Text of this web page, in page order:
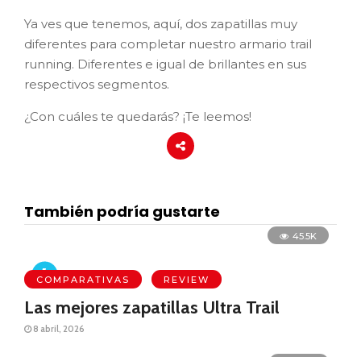
Ya ves que tenemos, aquí, dos zapatillas muy
diferentes para completar nuestro armario trail
running. Diferentes e igual de brillantes en sus
respectivos segmentos.
¿Con cuáles te quedarás? ¡Te leemos!
También podría gustarte
45.5K
COMPARATIVAS REVIEW
Las mejores zapatillas Ultra Trail
8 abril, 2026